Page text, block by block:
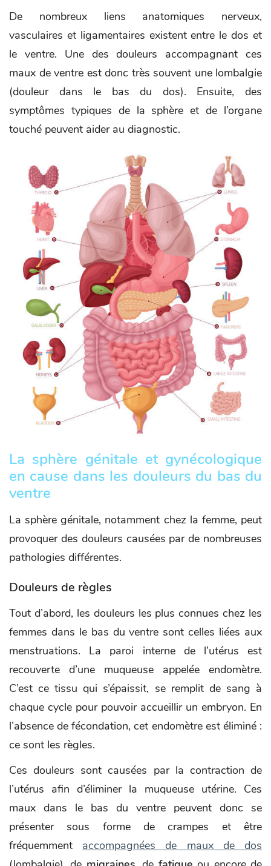
De nombreux liens anatomiques nerveux,
vasculaires et ligamentaires existent entre le dos et
le ventre. Une des douleurs accompagnant ces
maux de ventre est donc très souvent une lombalgie
(douleur dans le bas du dos). Ensuite, des
symptômes typiques de la sphère et de l’organe
touché peuvent aider au diagnostic.
La sphère génitale et gynécologique
en cause dans les douleurs du bas du
ventre
La sphère génitale, notamment chez la femme, peut
provoquer des douleurs causées par de nombreuses
pathologies différentes.
Douleurs de règles
Tout d’abord, les douleurs les plus connues chez les
femmes dans le bas du ventre sont celles liées aux
menstruations. La paroi interne de l’utérus est
recouverte d’une muqueuse appelée endomètre.
C’est ce tissu qui s’épaissit, se remplit de sang à
chaque cycle pour pouvoir accueillir un embryon. En
l’absence de fécondation, cet endomètre est éliminé :
ce sont les règles.
Ces douleurs sont causées par la contraction de
l’utérus afin d’éliminer la muqueuse utérine. Ces
maux dans le bas du ventre peuvent donc se
présenter sous forme de crampes et être
fréquemment accompagnées de maux de dos